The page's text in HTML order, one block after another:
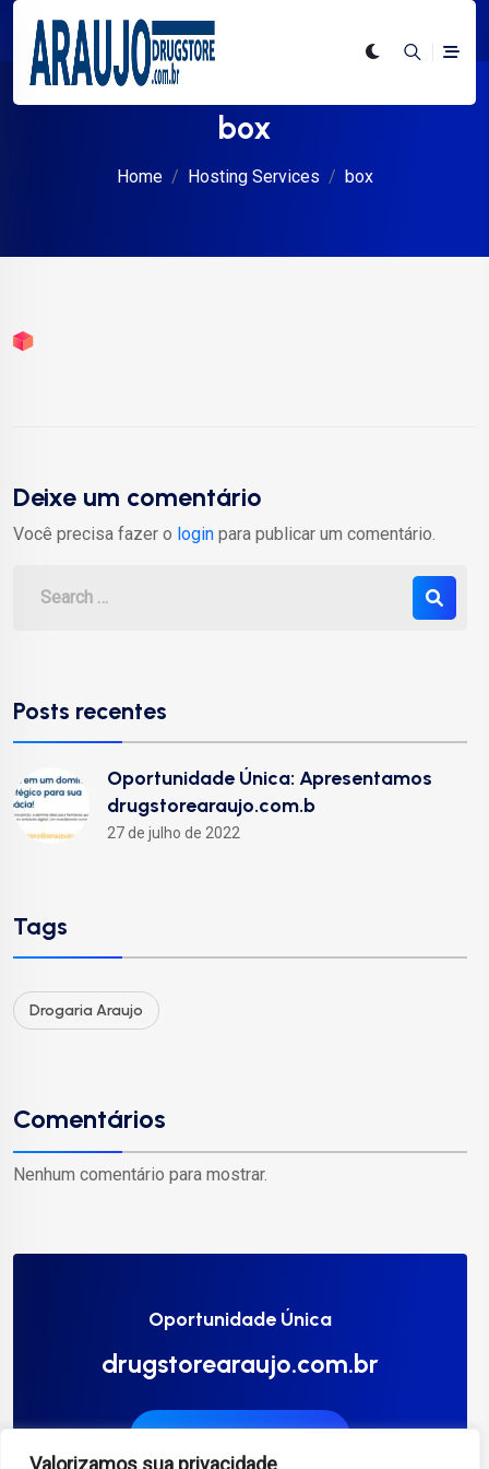
Valorizamos sua privacidade
box
Home Hosting Services box
Deixe um comentário
Você precisa fazer o login para publicar um comentário.
Posts recentes
Oportunidade Única: Apresentamos
drugstorearaujo.com.b
27 de julho de 2022
Tags
Drogaria Araujo
Comentários
Nenhum comentário para mostrar.
Oportunidade Única
drugstorearaujo.com.br